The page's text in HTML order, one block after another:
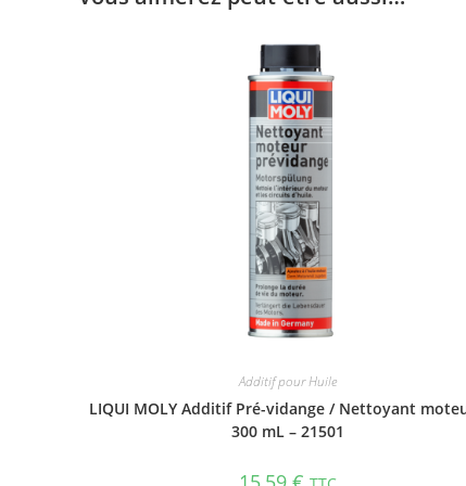
Additif pour Huile
LIQUI MOLY Additif Pré-vidange / Nettoyant
300 mL – 21501